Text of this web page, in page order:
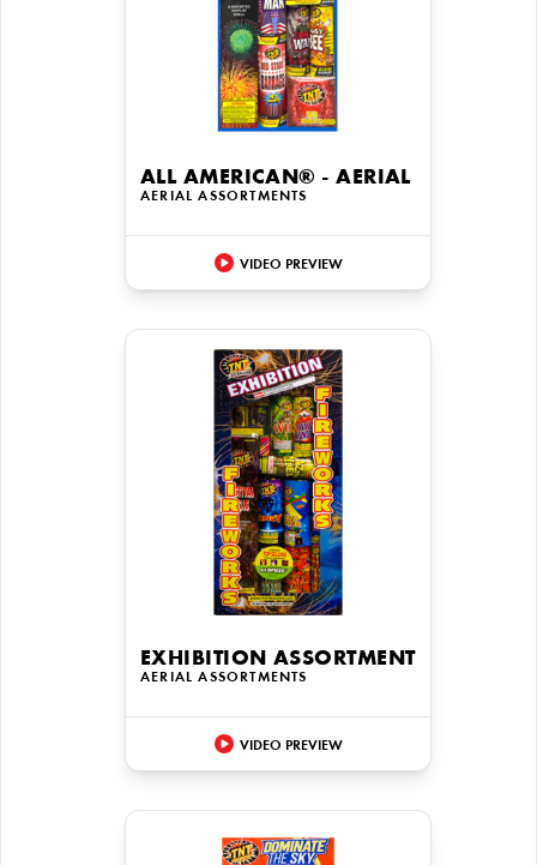
ALL AMERICAN® - AERIAL
AERIAL ASSORTMENTS
VIDEO PREVIEW
EXHIBITION ASSORTMENT
AERIAL ASSORTMENTS
VIDEO PREVIEW